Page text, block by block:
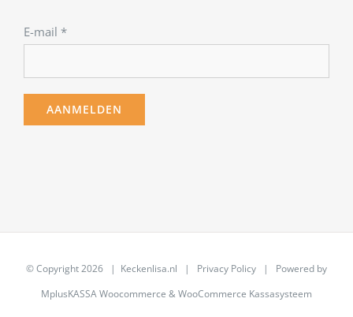
E-mail *
© Copyright2026 | Keckenlisa.nl | Privacy Policy | Powered by
MplusKASSA Woocommerce &WooCommerce Kassasysteem